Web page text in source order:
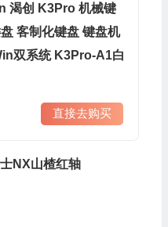
渴创 K3Pro 机械键
客制化键盘 键盘机
双系统 K3Pro-A1白
直接去购买
NX山楂红轴